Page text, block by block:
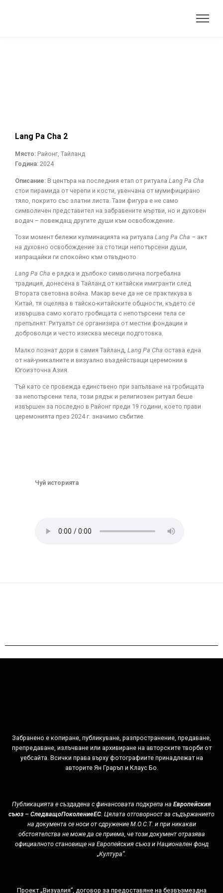
Lang Pa Cha 2
Място: Районг, Тайланд
Година: 2024
Описание: В центъра на последния етап от ритуала Lang Pa Cha
стои пирамида от черепи и кости, увенчана от мумифицирано
тяло, покрито със златни листа. Тази фигура е не само
символичен представител на забравените мъртви, но и духовен
водач – повеждащ другите души към освобождение.
Този момент бележи кулминацията на ритуала Lang Pa Cha – акт
на духовно освобождение за стотици непотърсени души,
изпращайки ги спокойно към отвъдното.
Lang Pa Cha е рядка и дълбоко символична погребална
традиция, донесена в Тайланд от китайски имигранти след
Втората световна война. Макар вече да не се практикува в
Китай, тя оцелява в тайско-китайските общности, където се
извършва само когато гробищата с непотърсени тела се
препълнят. Ритуалът се организира от местни фондации и
доброволци и често изисква месеци подготовка.
Малко познат дори в самия Тайланд, Lang Pa Cha остава една
от най-уникалните и визуално въздействащи церемонии в
Югоизточна Азия.
Тъй като се провежда единствено при запълване на гробищата
за непотърсени тела, този рядък и религиозен ритуал беше
извършен за последно в Районг преди 19 години, което прави
церемонията през 2024 г. значимо събитие.
Чуй историята
Забранено е копиране, публикуване, разпространение, предаване,
препредаване, излъчване или архивиране на авторските творби от
уебсайта. Всички права върху фотографиите принадлежат на
авторитe Ян Граръп и Клаус Бо.
Публикацията е създадена с финансовата подкрепа на Европейския
съюз – СледващоПоколениеЕС . Цялата отговорност за съдържанието
на документа се носи от сдружение М.О.С.Т. и при никакви
обстоятелства не може да се приема, че този документ отразява
официалното становище на Европейския съюз и Национален фонд
„Култура”.
Проект „Визуалия”, договор за предоставяне на безвъзмездна